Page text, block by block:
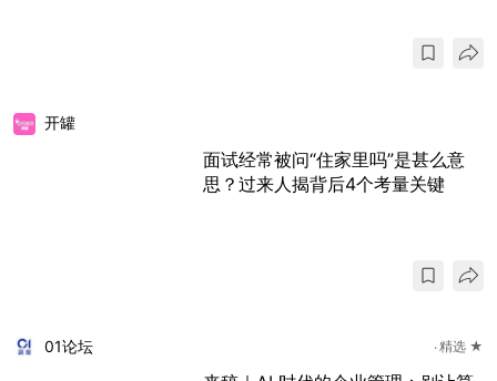
开罐
面试经常被问“住家里吗”是甚么意
思？过来人揭背后4个考量关键
01论坛 精选 ★